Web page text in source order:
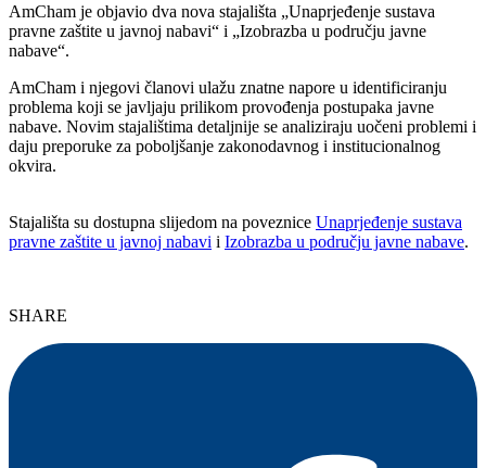
AmCham je objavio dva nova stajališta „Unaprjeđenje sustava
pravne zaštite u javnoj nabavi“ i „Izobrazba u području javne
nabave“.
AmCham i njegovi članovi ulažu znatne napore u identificiranju
problema koji se javljaju prilikom provođenja postupaka javne
nabave. Novim stajalištima detaljnije se analiziraju uočeni problemi i
daju preporuke za poboljšanje zakonodavnog i institucionalnog
okvira.
Stajališta su dostupna slijedom na poveznice Unaprjeđenje sustava
pravne zaštite u javnoj nabavi i Izobrazba u području javne nabave.
SHARE